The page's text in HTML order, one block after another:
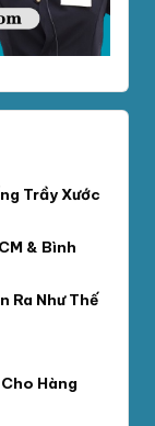
Trầy Xước
& Bình
Ra Như Thế
Hàng